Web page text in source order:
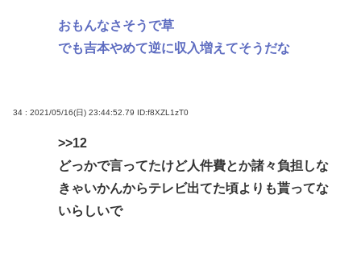
おもんなさそうで草
でも吉本やめて逆に収入増えてそうだな
34 : 2021/05/16(日) 23:44:52.79 ID:f8XZL1zT0
>>12
どっかで言ってたけど人件費とか諸々負担しな
きゃいかんからテレビ出てた頃よりも貰ってな
いらしいで